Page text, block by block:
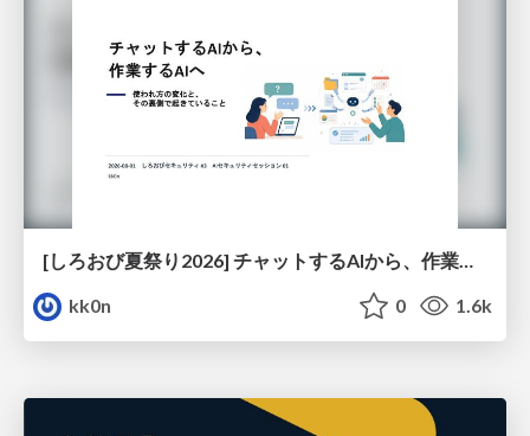
[しろおび夏祭り2026] チャットするAIから、作業するAIへ - 使われ方の変化と、その裏側で起きていること
kk0n
0 1.6k